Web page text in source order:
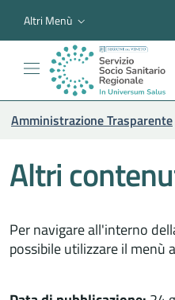
Altri Menù
Amministrazione Trasparente
Altri
Per navigare all'interno
possibile utilizzare il menù